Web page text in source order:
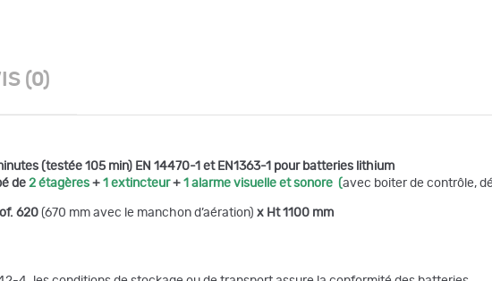
(0)
(testée 105 min) EN 14470-1 et EN1363-1 pour batteries lithium
de 2 étagères + 1 extincteur+ 1 alarme visuelle et sonore (avec boiter de contrôle,
620 (670 mm avec le manchon d’aération) x Ht 1100 mm